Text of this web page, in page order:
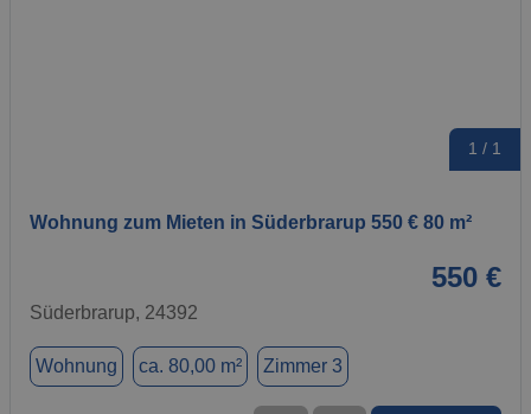
1 / 1
Wohnung zum Mieten in Süderbrarup 550 € 80 m²
550 €
Süderbrarup, 24392
Wohnung ca. 80,00 m² Zimmer 3